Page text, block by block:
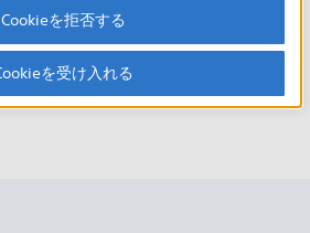
プリの画面の指示に従い、送信機と機体
ださい。
ルが挿入されていない可能性がありま
ケーブルが正しく装着されていることを
Cookieを拒否する
を受け入れる